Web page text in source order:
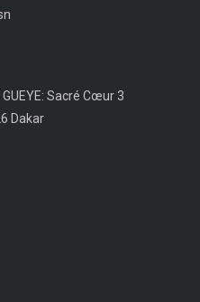
Sacré Cœur 3
Dakar